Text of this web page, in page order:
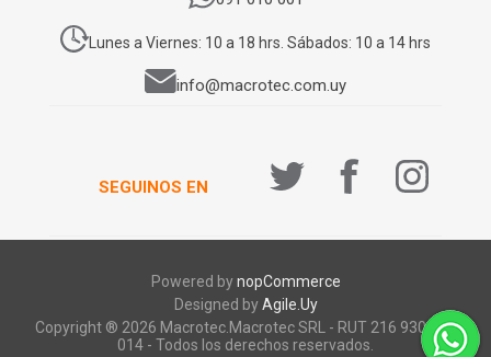
Lunes a Viernes: 10 a 18 hrs. Sábados: 10 a 14 hrs
info@macrotec.com.uy
SEGUINOS EN
Powered bynopCommerce
Designed byAgile.Uy
Copyright ® 2026 Macrotec.Macrotec SRL - RUT 216 930 920
014 - Todos los derechos reservados.